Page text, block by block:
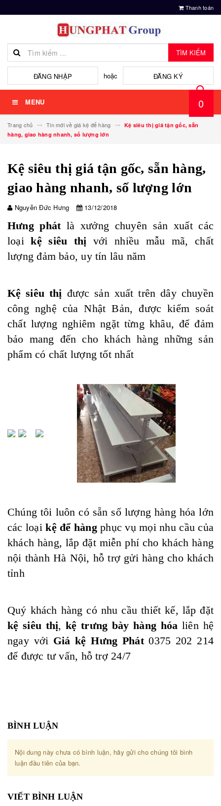
Thanh toán
TÌM KIẾM
ĐĂNG NHẬP hoặc ĐĂNG KÝ
MENU 0
Trang chủ Tin mới về giá kệ để hàng
Kệ siêu thị giá tận gốc, sẵn
hàng, giao hàng nhanh, số lượng lớn
Kệ siêu thị giá tận gốc, sẵn hàng,
giao hàng nhanh, số lượng lớn
Nguyễn Đức Hưng 13/12/2018
Hưng phátlà xưởng chuyên sản xuất các
loạikệ siêu thị với nhiều mẫu mã, chất
lượng đảm bảo, uy tín lâu năm
Kệ siêu thị được sản xuất trên dây chuyền
công nghệ của Nhật Bản, được kiểm soát
chất lượng nghiêm ngặt từng khâu, để đảm
bảo mang đến cho khách hàng những sản
phẩm có chất lượng tốt nhất
Chúng tôi luôn có sẵn số lượng hàng hóa lớn
các loạikệ để hàngphục vụ mọi nhu cầu của
khách hàng, lắp đặt miễn phí cho khách hàng
nội thành Hà Nội, hỗ trợ gửi hàng cho khách
tỉnh
Quý khách hàng có nhu cầu thiết kế, lắp đặt
kệ siêu thị,kệ trưng bày hàng hóa liên hệ
ngay với Giá kệ Hưng Phát 0375 202 214
để được tư vấn, hỗ trợ 24/7
BÌNH LUẬN
Nội dung này chưa có bình luận, hãy gửi cho chúng tôi bình
luận đầu tiên của bạn.
VIẾT BÌNH LUẬN